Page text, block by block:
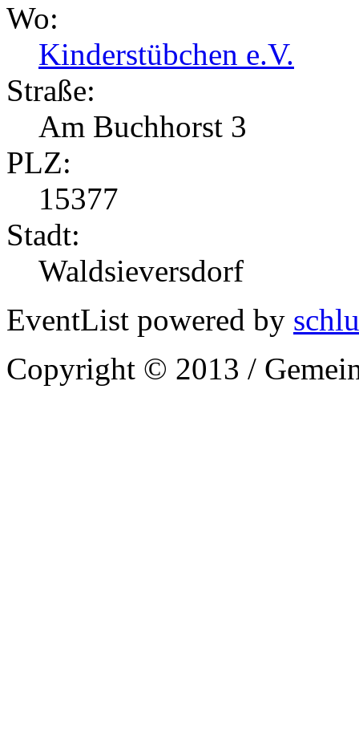
Wo:
Kinderstübchen e.V.
Straße:
Am Buchhorst 3
PLZ:
15377
Stadt:
Waldsieversdorf
EventList powered by
Copyright © 2013 /